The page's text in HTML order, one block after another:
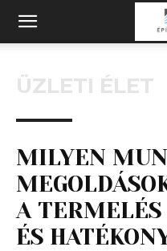
Építeszeti
Magazin
ÜZLETI ÉLET
MILYEN
A TERMELÉS
ÉS